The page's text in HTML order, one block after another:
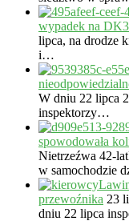
wypadek na
lipca, na drodze
i…
W dniu 22 lipca
inspektorzy…
spowodowała
Nietrzeźwa 42-
w samochodzie
przewoźnika 23
dniu 22 lipca